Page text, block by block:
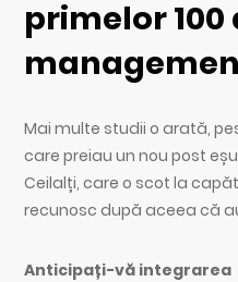
primelor 100
Mai multe studii o arată,
care preiau un nou post
Ceilalți, care o scot la
recunosc după aceea că
Anticipați-vă integrarea